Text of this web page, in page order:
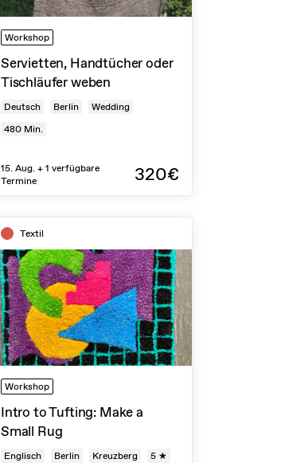
Workshop
Servietten, Handtücher oder
Tischläufer weben
Deutsch Berlin
Wedding
480 Min.
15. Aug. + 1 verfügbare
Termine
320€
Textil
Workshop
Intro to Tufting: Make a
Small Rug
Englisch Berlin Kreuzberg
5 ★